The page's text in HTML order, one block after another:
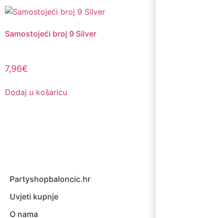
Samostojeći broj 9 Silver
7,96€
Dodaj u košaricu
Partyshopbaloncic.hr
Uvjeti kupnje
O nama